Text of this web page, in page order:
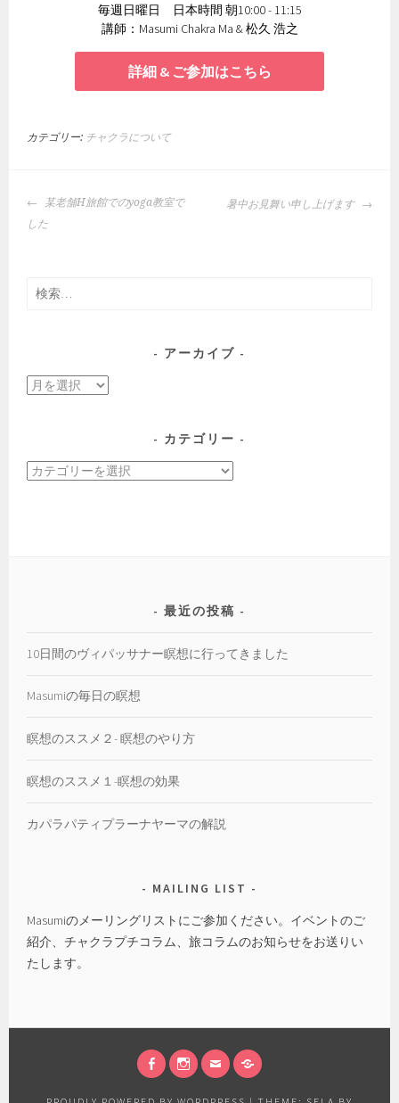
毎週日曜日 日本時間 朝10:00 - 11:15
講師：Masumi Chakra Ma & 松久 浩之
詳細 & ご参加はこちら
カテゴリー: チャクラについて
投
稿
ゲ
ー
ン
某老舗H旅館でのyoga教室で
した
暑中お見舞い申し上げます
検
アーカイブ
ア
ブ
カテゴリー
カ
最近の投稿
10日間のヴィパッサナー瞑想に行ってきました
Masumiの毎日の瞑想
瞑想のススメ２- 瞑想のやり方
瞑想のススメ１-瞑想の効果
カパラパティプラーナヤーマの解説
MAILING LIST
Masumiのメーリングリストにご参加ください。イベントのご
紹介、チャクラプチコラム、旅コラムのお知らせをお送りい
たします。